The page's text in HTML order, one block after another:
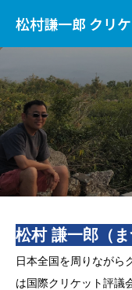
松村謙一郎 クリ
松村 謙一郎（ま
日本全国を周りながら
は国際クリケット評議